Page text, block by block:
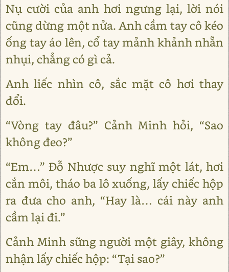
Nụ cười của anh hơi ngưng lại, lời nói
cũng dừng một nửa. Anh cầm tay cô kéo
ống tay áo lên, cổ tay mảnh khảnh nhẵn
nhụi, chẳng có gì cả.
Anh liếc nhìn cô, sắc mặt cô hơi thay
đổi.
“Vòng tay đâu?” Cảnh Minh hỏi, “Sao
không đeo?”
“Em…” Đỗ Nhược suy nghĩ một lát, hơi
cắn môi, tháo ba lô xuống, lấy chiếc hộp
ra đưa cho anh, “Hay là… cái này anh
cầm lại đi.”
Cảnh Minh sững người một giây, không
nhận lấy chiếc hộp: “Tại sao?”